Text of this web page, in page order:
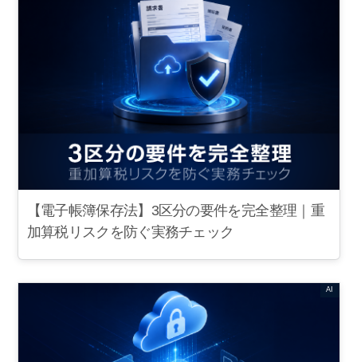
【電子帳簿保存法】3区分の要件を完全整理｜重
加算税リスクを防ぐ実務チェック
AI